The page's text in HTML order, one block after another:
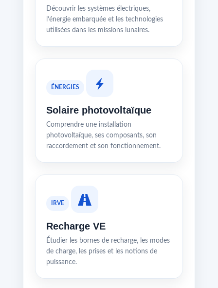
Découvrir les systèmes électriques,
l’énergie embarquée et les technologies
utilisées dans les missions lunaires.
ÉNERGIES
Solaire photovoltaïque
Comprendre une installation
photovoltaïque, ses composants, son
raccordement et son fonctionnement.
IRVE
Recharge VE
Étudier les bornes de recharge, les modes
de charge, les prises et les notions de
puissance.